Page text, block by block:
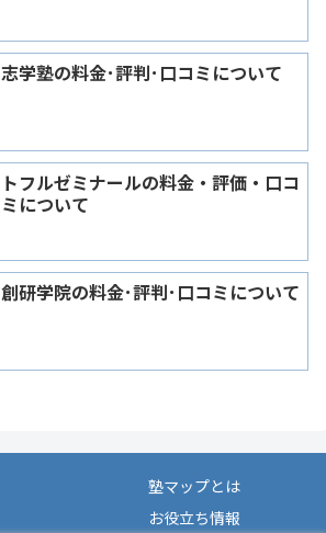
志学塾の料金･評判･口コミについて
トフルゼミナールの料金・評価・口コ
ミについて
創研学院の料金･評判･口コミについて
塾マップとは
お役立ち情報